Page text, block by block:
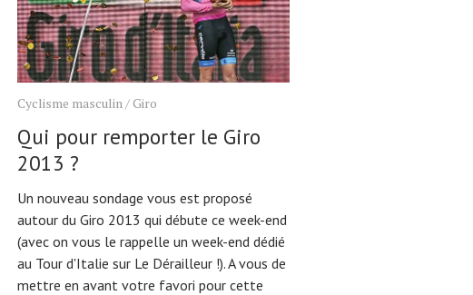
Cyclisme masculin/ Giro
Qui pour remporter le Giro
2013 ?
Un nouveau sondage vous est proposé
autour du Giro 2013 qui débute ce week-end
(avec on vous le rappelle un week-end dédié
au Tour d'Italie sur Le Dérailleur !). A vous de
mettre en avant votre favori pour cette